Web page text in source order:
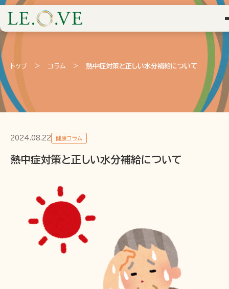
トップ > コラム > 熱中症対策と正しい水分補給について
2024.08.22 健康コラム
熱中症対策と正しい水分補給について